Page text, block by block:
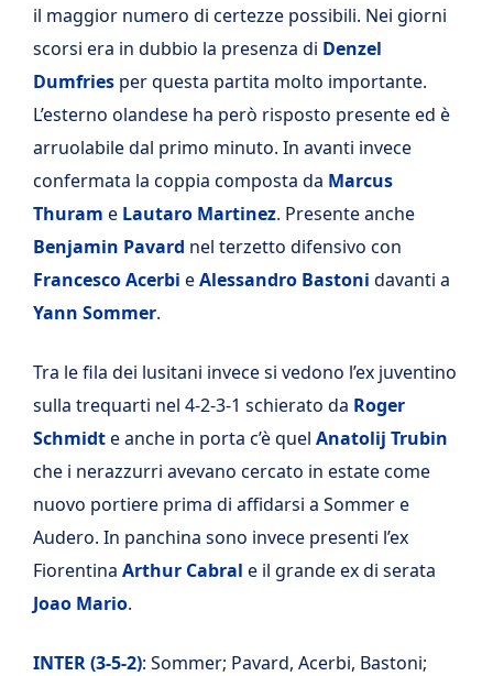
il maggior numero di certezze possibili. Nei giorni
scorsi era in dubbio la presenza di Denzel
Dumfries per questa partita molto importante.
L’esterno olandese ha però risposto presente ed è
arruolabile dal primo minuto. In avanti invece
confermata la coppia composta da Marcus
Thuram e Lautaro Martinez. Presente anche
Benjamin Pavard nel terzetto difensivo con
Francesco Acerbi eAlessandro Bastoni davanti a
Yann Sommer.
Tra le fila dei lusitani invece si vedono l’ex juventino
sulla trequarti nel 4-2-3-1 schierato da Roger
Schmidte anche in porta c’è quel Anatolij Trubin
che i nerazzurri avevano cercato in estate come
nuovo portiere prima di affidarsi a Sommer e
Audero. In panchina sono invece presenti l’ex
Fiorentina Arthur Cabral e il grande ex di serata
Joao Mario.
INTER (3-5-2): Sommer; Pavard, Acerbi, Bastoni;